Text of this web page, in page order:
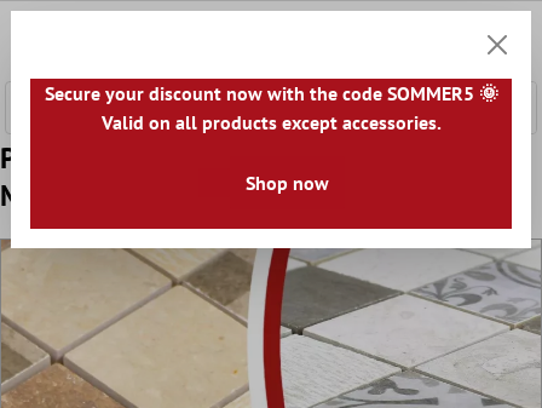
Padrão de Cerâmica Azulejo Mosaico
Mythos Quadrada
Secure your discount now with the code SOMMER5 🌞
Valid on all products except accessories.
Shop now